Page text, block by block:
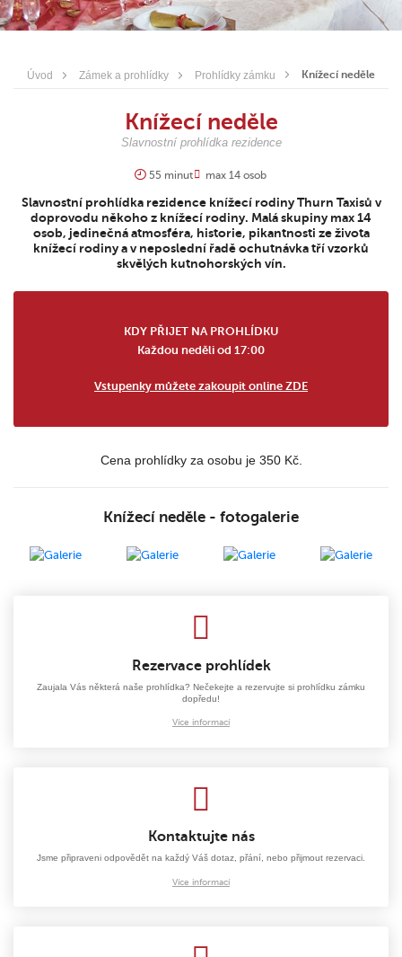
Úvod Zámek a prohlídky Prohlídky zámku Knížecí neděle
Knížecí neděle
Slavnostní prohlídka rezidence
55 minut max 14 osob
Slavnostní prohlídka rezidence knížecí rodiny Thurn Taxisů v
doprovodu někoho z knížecí rodiny. Malá skupiny max 14
osob, jedinečná atmosféra, historie, pikantnosti ze života
knížecí rodiny a v neposlední řadě ochutnávka tří vzorků
skvělých kutnohorských vín.
KDY PŘIJET NA PROHLÍDKU
Každou neděli od 17:00
Vstupenky můžete zakoupit online ZDE
Cena prohlídky za osobu je 350 Kč.
Knížecí neděle - fotogalerie
Rezervace prohlídek
Zaujala Vás některá naše prohlídka? Nečekejte a rezervujte si prohlídku zámku
dopředu!
Více informací
Kontaktujte nás
Jsme připraveni odpovědět na každý Váš dotaz, přání, nebo přijmout rezervaci.
Více informací